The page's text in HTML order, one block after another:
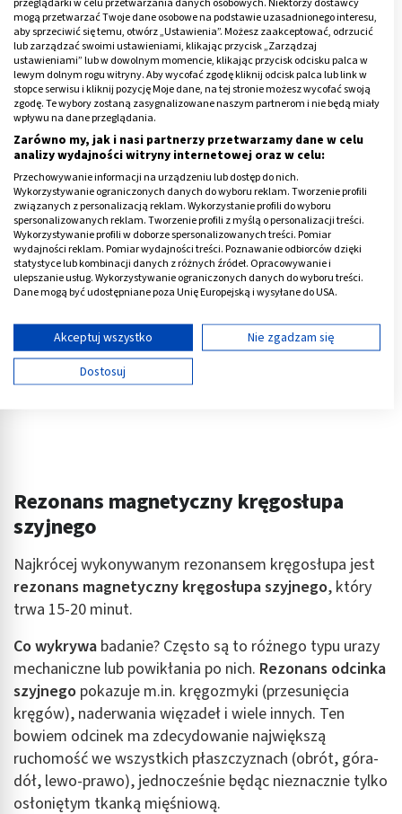
jamie brzusznej – żołądka, jelit, wątroby, trzustki,
nerek, układu rozrodczego, które mimochodem
również są uwiecznione na zdjęciach.
Wyniki rezonansu magnetycznego kręgosłupa
lędźwiowegodostępne są w przeciągu kilku dni.
Pacjent otrzymuje opis oraz obrazy zapisane w postaci
elektronicznej (np. na dysku).
Reklama
Rezonans magnetyczny kręgosłupa
szyjnego
Najkrócej wykonywanym rezonansem kręgosłupa jest
rezonans magnetyczny kręgosłupa szyjnego, który
trwa 15-20 minut.
Co wykrywa badanie? Często są to różnego typu urazy
mechaniczne lub powikłania po nich. Rezonans odcinka
szyjnego pokazuje m.in. kręgozmyki (przesunięcia
kręgów), naderwania więzadeł i wiele innych. Ten
bowiem odcinek ma zdecydowanie największą
ruchomość we wszystkich płaszczyznach (obrót, góra-
dół, lewo-prawo), jednocześnie będąc nieznacznie tylko
osłoniętym tkanką mięśniową.
mogą przetwarzać Twoje dane osobowe na podstawie uzasadnionego interesu,
aby sprzeciwić się temu, otwórz „Ustawienia”. Możesz zaakceptować, odrzucić
lub zarządzać swoimi ustawieniami, klikając przycisk „Zarządzaj
ustawieniami” lub w dowolnym momencie, klikając przycisk odcisku palca w
lewym dolnym rogu witryny. Aby wycofać zgodę kliknij odcisk palca lub link w
stopce serwisu i kliknij pozycję Moje dane, na tej stronie możesz wycofać swoją
zgodę. Te wybory zostaną zasygnalizowane naszym partnerom i nie będą miały
wpływu na dane przeglądania.
Zarówno my, jak i nasi partnerzy przetwarzamy dane w celu
analizy wydajności witryny internetowej oraz w celu:
Przechowywanie informacji na urządzeniu lub dostęp do nich.
Wykorzystywanie ograniczonych danych do wyboru reklam. Tworzenie profili
związanych z personalizacją reklam. Wykorzystanie profili do wyboru
spersonalizowanych reklam. Tworzenie profili z myślą o personalizacji treści.
Wykorzystywanie profili w doborze spersonalizowanych treści. Pomiar
wydajności reklam. Pomiar wydajności treści. Poznawanie odbiorców dzięki
statystyce lub kombinacji danych z różnych źródeł. Opracowywanie i
ulepszanie usług. Wykorzystywanie ograniczonych danych do wyboru treści.
Dane mogą być udostępniane poza Unię Europejską i wysyłane do USA.
Wyświetl listę partnerów (11 dostawców IAB)
Używamy Twoich danych w następujących celach:
Cele przetwarzania IAB:
Tworzenie profili w celu spersonalizowanych
reklam
Wykorzystanie profili do wyboru
spersonalizowanych reklam
Tworzenie profili w celu personalizacji treści
Wykorzystywanie profili w celu doboru
spersonalizowanych treści
Pomiar efektywności reklam
Pomiar efektywności treści
Rozumienie odbiorców dzięki statystyce lub
kombinacji danych z różnych źródeł
Akceptuj wszystko
Nie zgadzam się
Dostosuj